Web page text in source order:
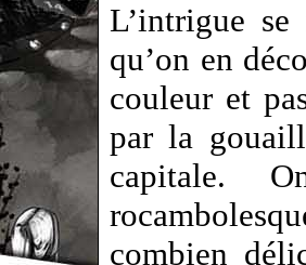
L’intrigue
qu’on en
couleur et
par la
capitale.
combien